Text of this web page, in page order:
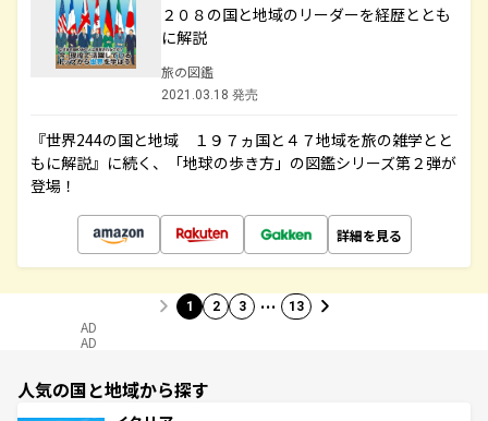
２０８の国と地域のリーダーを経歴ととも
に解説
旅の図鑑
2021.03.18 発売
『世界244の国と地域 １９７ヵ国と４７地域を旅の雑学とと
もに解説』に続く、「地球の歩き方」の図鑑シリーズ第２弾が
登場！
詳細を見る
1 2 3 … 13
AD
AD
人気の国と地域から探す